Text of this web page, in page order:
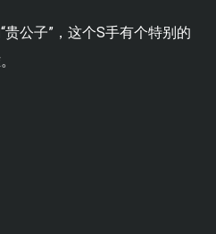
公子”，这个S手有个特别的